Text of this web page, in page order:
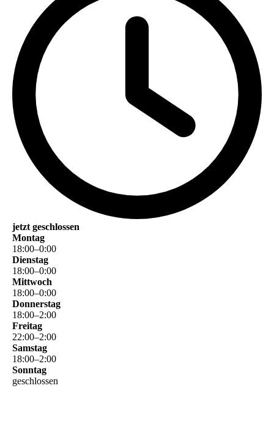
jetzt geschlossen
Montag
18:00–0:00
Dienstag
18:00–0:00
Mittwoch
18:00–0:00
Donnerstag
18:00–2:00
Freitag
22:00–2:00
Samstag
18:00–2:00
Sonntag
geschlossen